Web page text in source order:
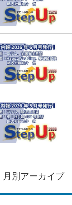
月別アーカイブ